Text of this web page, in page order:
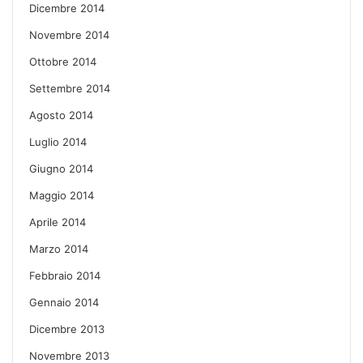
Dicembre 2014
Novembre 2014
Ottobre 2014
Settembre 2014
Agosto 2014
Luglio 2014
Giugno 2014
Maggio 2014
Aprile 2014
Marzo 2014
Febbraio 2014
Gennaio 2014
Dicembre 2013
Novembre 2013